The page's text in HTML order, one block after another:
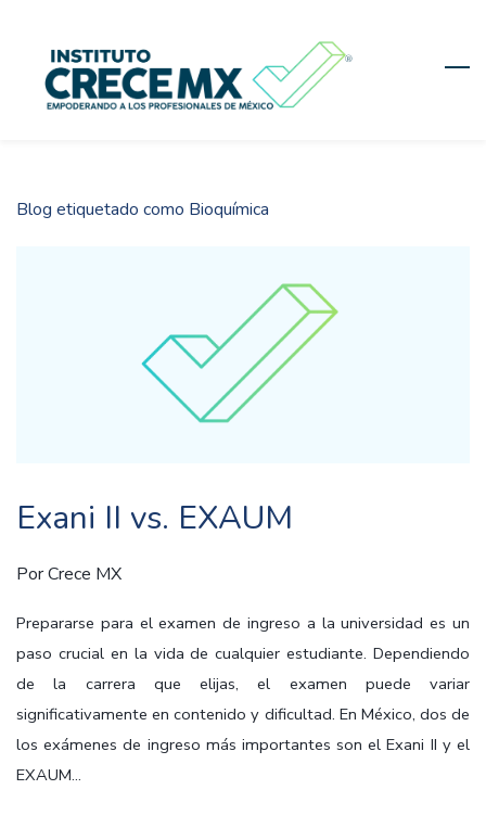
content
Blog etiquetado como Bioquímica
Exani II vs. EXAUM
PorCrece MX
Prepararse para el examen de ingreso a la universidad es un
paso crucial en la vida de cualquier estudiante. Dependiendo
de la carrera que elijas, el examen puede variar
significativamente en contenido y dificultad. En México, dos de
los exámenes de ingreso más importantes son el Exani II y el
EXAUM...